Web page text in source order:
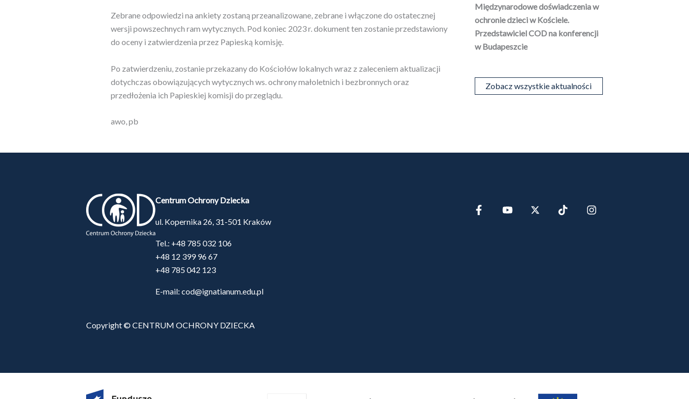
Zebrane odpowiedzi na ankiety zostaną przeanalizowane, zebrane i włączone do ostatecznej
wersji powszechnych ram wytycznych. Pod koniec 2023 r. dokument ten zostanie przedstawiony
do oceny i zatwierdzenia przez Papieską komisję.
Po zatwierdzeniu, zostanie przekazany do Kościołów lokalnych wraz z zaleceniem aktualizacji
dotychczas obowiązujących wytycznych ws. ochrony małoletnich i bezbronnych oraz
przedłożenia ich Papieskiej komisji do przeglądu.
awo, pb
Międzynarodowe doświadczenia w
ochronie dzieci w Kościele.
Przedstawiciel COD na konferencji
w Budapeszcie
Zobacz wszystkie aktualności
Centrum Ochrony Dziecka
ul. Kopernika 26, 31-501 Kraków
Tel.: +48 785 032 106
+48 12 399 96 67
+48 785 042 123
E-mail: cod@ignatianum.edu.pl
Copyright © CENTRUM OCHRONY DZIECKA